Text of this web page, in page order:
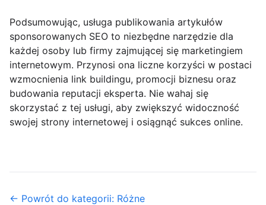
Podsumowując, usługa publikowania artykułów
sponsorowanych SEO to niezbędne narzędzie dla
każdej osoby lub firmy zajmującej się marketingiem
internetowym. Przynosi ona liczne korzyści w postaci
wzmocnienia link buildingu, promocji biznesu oraz
budowania reputacji eksperta. Nie wahaj się
skorzystać z tej usługi, aby zwiększyć widoczność
swojej strony internetowej i osiągnąć sukces online.
← Powrót do kategorii: Różne